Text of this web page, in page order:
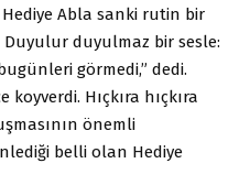
Abla sanki rutin bir
Duyulur duyulmaz bir sesle:
görmedi,” dedi.
Hıçkıra hıçkıra
önemli
belli olan Hediye